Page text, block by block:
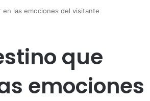
las emociones del visitante
que
emociones